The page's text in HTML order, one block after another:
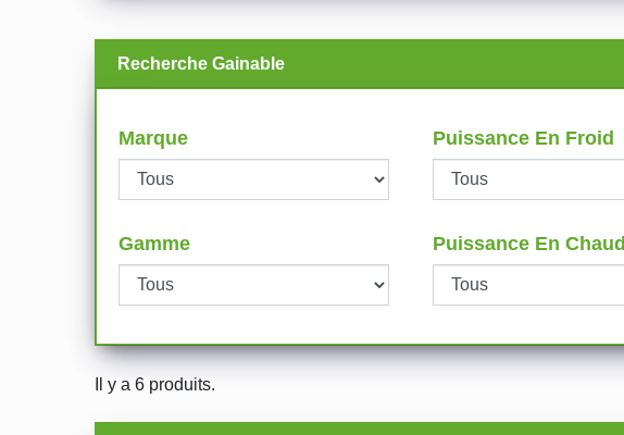
Recherche Gainable
Marque Puissance En Froid
Gamme Puissance En Chaud
Il y a 6 produits.